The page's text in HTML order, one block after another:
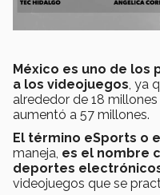
México es uno de los
a los videojuegos, ya
alrededor de 18
aumentó a 57 millones.
El término eSports o
maneja, es el nombre
deportes
videojuegos que se